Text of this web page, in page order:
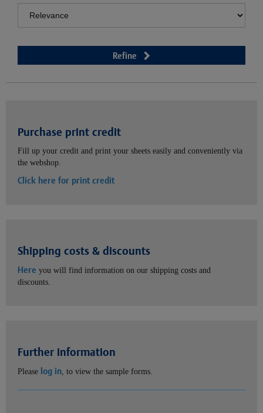
Refine
Purchase print credit
Fill up your credit and print your sheets easily and conveniently via
the webshop.
Click here for print credit
Shipping costs & discounts
Here you will find information on our shipping costs and
discounts.
Further information
Please log in, to view the sample forms.